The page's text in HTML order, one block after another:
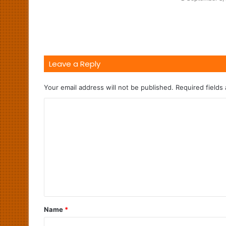
Leave a Reply
Your email address will not be published. Required fields
Name *